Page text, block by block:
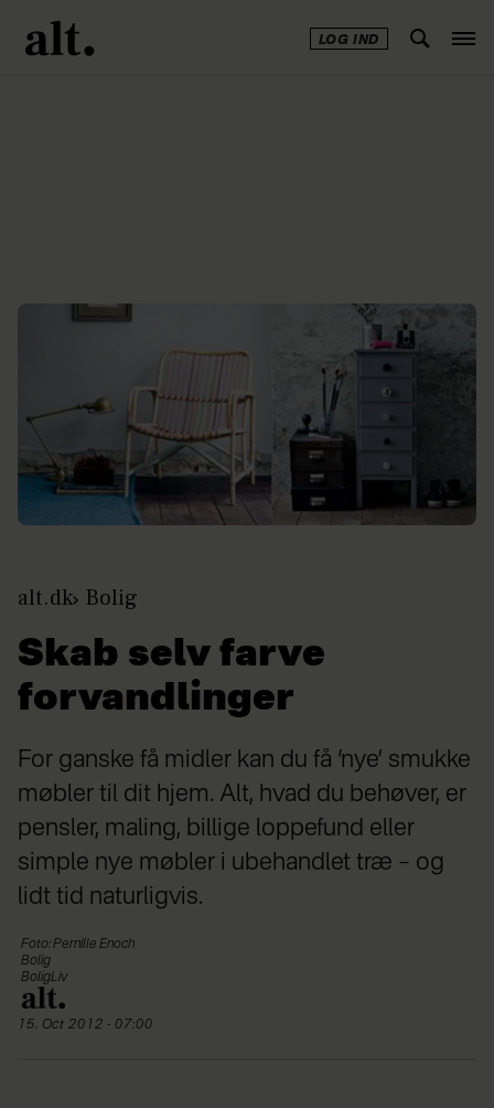
LOG IND
alt.dk Bolig
Skab selv farve
forvandlinger
For ganske få midler kan du få ‘nye’ smukke
møbler til dit hjem. Alt, hvad du behøver, er
pensler, maling, billige loppefund eller
simple nye møbler i ubehandlet træ – og
lidt tid naturligvis.
Foto: Pernille Enoch
Bolig
BoligLiv
15. Oct 2012 - 07:00